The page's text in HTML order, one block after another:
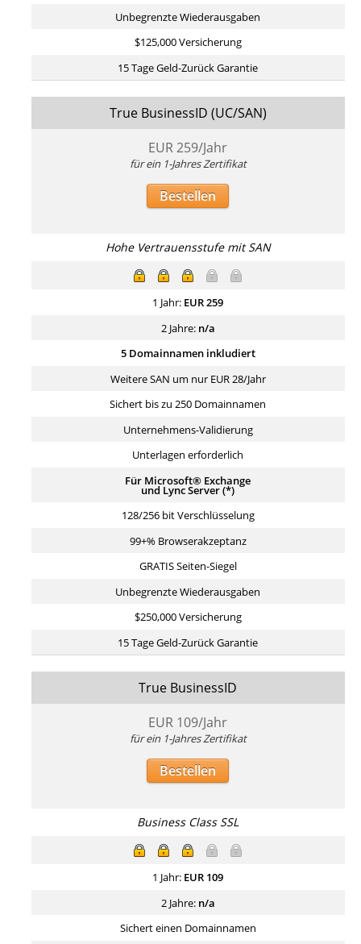
Unbegrenzte Wiederausgaben
$125,000 Versicherung
15 Tage Geld-Zurück Garantie
True BusinessID (UC/SAN)
EUR259/Jahr
für ein 1-Jahres Zertifikat
Bestellen
Hohe Vertrauensstufe mit SAN
1 Jahr: EUR259
2 Jahre: n/a
5 Domainnamen inkludiert
Weitere SAN um nur EUR 28/Jahr
Sichert bis zu 250 Domainnamen
Unternehmens-Validierung
Unterlagen erforderlich
Für Microsoft® Exchange
und Lync Server (*)
128/256 bit Verschlüsselung
99+% Browserakzeptanz
GRATIS Seiten-Siegel
Unbegrenzte Wiederausgaben
$250,000 Versicherung
15 Tage Geld-Zurück Garantie
True BusinessID
EUR 109/Jahr
für ein 1-Jahres Zertifikat
Bestellen
Business Class SSL
1 Jahr: EUR 109
2 Jahre: n/a
Sichert einen Domainnamen